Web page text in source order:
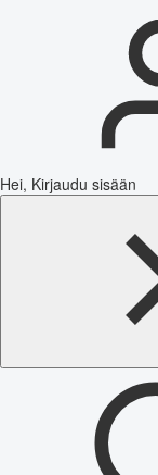
Hei, Kirjaudu sisään